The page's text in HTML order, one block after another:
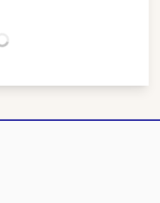
Chargement...